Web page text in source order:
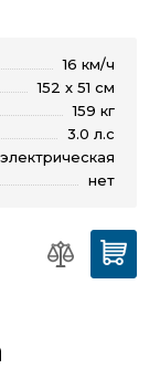
16 км/ч
152 х 51 см
159 кг
3.0 л.с
электрическая
нет